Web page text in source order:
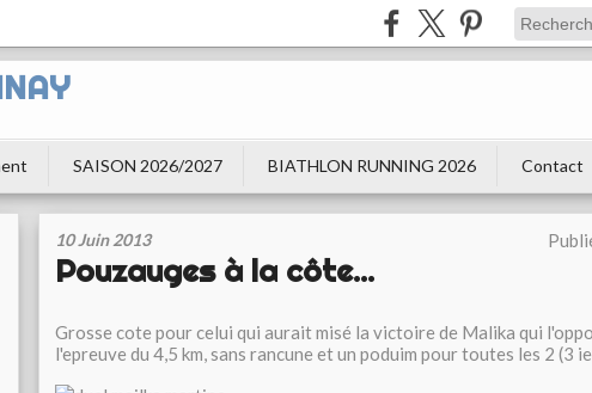
SAISON 2026/2027 BIATHLON RUNNING 2026 Contact
10 Juin 2013
Pouzauges à la côte...
Grosse cote pour celui qui aurait misé la victoire de Malika qui
l'epreuve du 4,5 km, sans rancune et un poduim pour toutes les 2 (3